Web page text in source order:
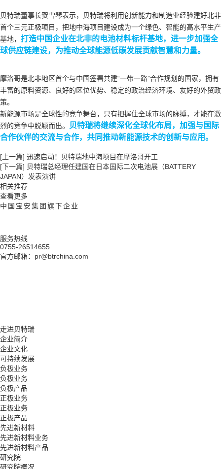
贝特瑞董事长贺雪琴表示，贝特瑞将利用创新能力和制造业经验建好北非
首个三元正极项目，把地中海项目建设成为一个绿色、智能的高水平生产
基地， 打造中国企业在北非的电池材料标杆基地，进一步加强全
球供应链建设，为推动全球能源低碳发展贡献智慧和力量。
摩洛哥是北非地区首个与中国签署共建“一带一路”合作规划的国家，拥有
丰富的原料资源、良好的区位优势、稳定的政治经济环境、友好的外贸政
策。
新能源市场是全球性的竞争舞台，只有把握住全球市场的脉搏，才能在激
烈的竞争中脱颖而出。
贝特瑞将继续深化全球化布局，加强与国际
合作伙伴的交流与合作，共同推动新能源技术的创新与应用。
[上一篇] 迅速启动！贝特瑞地中海项目在摩洛哥开工
[下一篇] 贝特瑞总经理任建国在日本国际二次电池展（BATTERY
JAPAN）发表演讲
相关推荐
查看更多
中国宝安集团旗下企业
服务热线
0755-26514655
官方邮箱：pr@btrchina.com
走进贝特瑞
企业简介
企业文化
可持续发展
负极业务
负极业务
负极产品
正极业务
正极业务
正极产品
先进新材料
先进新材料业务
先进新材料产品
研究院
研究院概况